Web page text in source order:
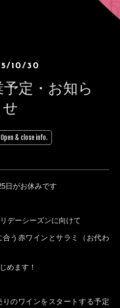
10/30
定・お知ら
せ
Open & close info.
日がお休みです
デーシーズンに向けて
う赤ワインとサラミ（お代わ
めます！
のワインをスタートする予定